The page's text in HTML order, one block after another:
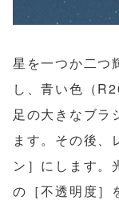
星を一つか二つ
し、青い色（
足の大きなブラ
ます。その後、
ン］にします。
の［不透明度］